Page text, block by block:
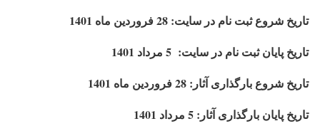
تاریخ شروع ثبت نام در سایت‌:
تاریخ پایان ثبت نام در سایت: 5 مرداد 1401
تاریخ شروع بارگذاری آثار: 28 فروردین ماه 1401
تاریخ پایان بارگذاری آثار: 5 مرداد 1401